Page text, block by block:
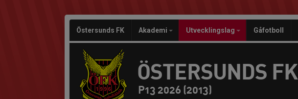
Östersunds FK Akademi Utvecklingslag Gåfotboll
ÖSTERSUNDS FK
P13 2026 (2013)